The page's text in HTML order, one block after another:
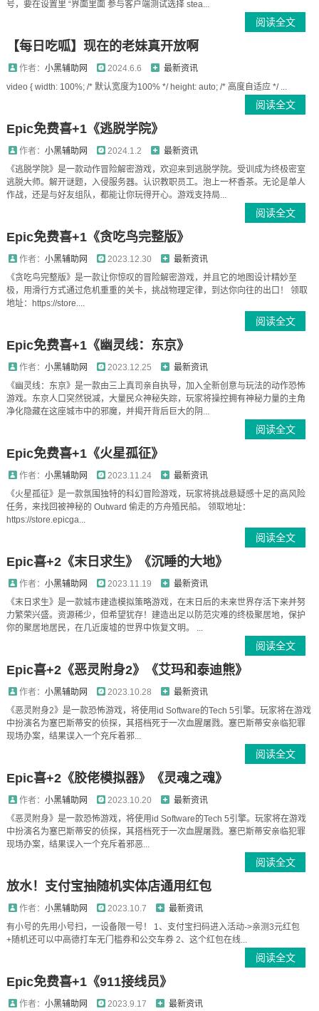
号，要在设置里 “界面里面 参与客户端测试选择 stea...
阅读全文
【每日吃呱】现在的老妹真开放啊
作者： 小黑辅助网 2024.6.6
最新资讯
video { width: 100%; /* 默认宽度为100% */ height: auto; /* 高度自适应 */ ...
阅读全文
Epic免费喜+1《逃脱学院》
作者： 小黑辅助网 2024.1.2
最新资讯
《逃脱学院》是一款动作冒险解密游戏，欢迎来到逃脱学院。受训成为终极密室
逃脱大师。解开谜题，入侵服务器。认识教职员工。泡上一杯香茶。无论是单人
作战，还是与好友组队，都能让你玩得开心。游戏支持局...
阅读全文
Epic免费喜+1《贪吃鸟完整版》
作者： 小黑辅助网 2023.12.30
最新资讯
《贪吃鸟完整版》是一款让你惊叹的冒险解密游戏，并且它的地图设计精妙至
极，用滑行方式通过危机重重的关卡，挑战物理定律，到达你向往的出口！ 领取
地址：https://store....
阅读全文
Epic免费喜+1《幽灵线：东京》
作者： 小黑辅助网 2023.12.25
最新资讯
《幽灵线：东京》是一款由三上真司亲自执导，加入全新创意与玩法的动作恐怖
游戏。东京人口突然锐减，大量民众神秘失踪，玩家将操控拥有神秘力量的主角
净化隐藏在这座城市中的邪魔，并揭开背后巨大的阴...
阅读全文
Epic免费喜+1《火星孤征》
作者： 小黑辅助网 2023.11.24
最新资讯
《火星孤征》是一款氛围独特的科幻冒险游戏，玩家将挑战悬疑感十足的高风险
任务，来找回被神秘的 Outward 偷走的方舟殖民船。 领取地址：
https://store.epicga...
阅读全文
Epic喜+2《末日求生》《沉睡的大地》
作者： 小黑辅助网 2023.11.19
最新资讯
《末日求生》是一款城市建造模拟策略游戏，在末日后的未来世界存活下来并努
力繁荣兴盛。资源稀少，但希望犹存！建造出足以防范灾难的终极聚居地，保护
你的聚居地居民，在几近废墟的世界中恢复文明。 ...
阅读全文
Epic喜+2《恶灵附身2》《艾玛和泰迪熊》
作者： 小黑辅助网 2023.10.28
最新资讯
《恶灵附身2》是一款恐怖游戏，将使用id Software的Tech 5引擎。玩家将在游戏
中扮演名为塞巴斯蒂安的侦探，其搭档死于一次血腥屠戮。塞巴斯蒂安亲临犯罪
现场办案，结果误入一个充斥着邪...
阅读全文
Epic喜+2《胶佬模拟器》《灵魂之魂》
作者： 小黑辅助网 2023.10.20
最新资讯
《恶灵附身》是一款恐怖游戏，将使用id Software的Tech 5引擎。玩家将在游戏
中扮演名为塞巴斯蒂安的侦探，其搭档死于一次血腥屠戮。塞巴斯蒂安亲临犯罪
现场办案，结果误入一个充斥着邪恶...
阅读全文
放水！支付宝抽随机实体店通用红包
作者： 小黑辅助网 2023.10.7
最新资讯
有小号的先用小号扫，一设备限一号！ 1、支付宝扫码进入活动->亲测3元红包
+随机还可以中高德打车无门槛券和公交车券 2、这个红包在线...
阅读全文
Epic免费喜+1《911接线员》
作者： 小黑辅助网 2023.9.17 最新资讯